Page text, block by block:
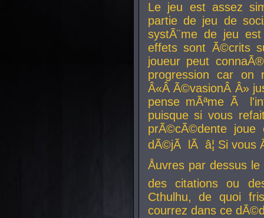
Le jeu est assez
partie de jeu de
systÃ¨me de jeu
effets sont Ã©crits
joueur peut
progression car
Â«Â Ã©vasionÂ Â»
pense mÃªme Ã
puisque si vous
prÃ©cÃ©dente
dÃ©jÃ lÃ â¦ Si vous
Åuvres par dessus
des citations ou
Cthulhu, de quoi
courrez dans ce